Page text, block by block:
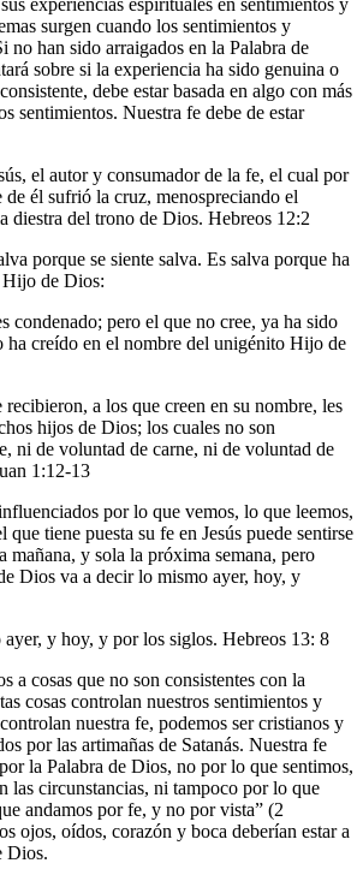
surgen cuando los sentimientos y
no han sido arraigados en la Palabra de
sobre si la experiencia ha sido genuina o
debe estar basada en algo con más
sentimientos. Nuestra fe debe de estar
el autor y consumador de la fe, el cual por
de él sufrió la cruz, menospreciando el
diestra del trono de Dios. Hebreos 12:2
porque se siente salva. Es salva porque ha
de Dios:
condenado; pero el que no cree, ya ha sido
ha creído en el nombre del unigénito Hijo de
a los que creen en su nombre, les
hijos de Dios; los cuales no son
ni de voluntad de carne, ni de voluntad de
1:12-13
por lo que vemos, lo que leemos,
tiene puesta su fe en Jesús puede sentirse
mañana, y sola la próxima semana, pero
Dios va a decir lo mismo ayer, hoy, y
ayer, y hoy, y por los siglos. Hebreos 13: 8
a cosas que no son consistentes con la
cosas controlan nuestros sentimientos y
nuestra fe, podemos ser cristianos y
por las artimañas de Satanás. Nuestra fe
la Palabra de Dios, no por lo que sentimos,
las circunstancias, ni tampoco por lo que
andamos por fe, y no por vista” (2
ojos, oídos, corazón y boca deberían estar a
Dios.